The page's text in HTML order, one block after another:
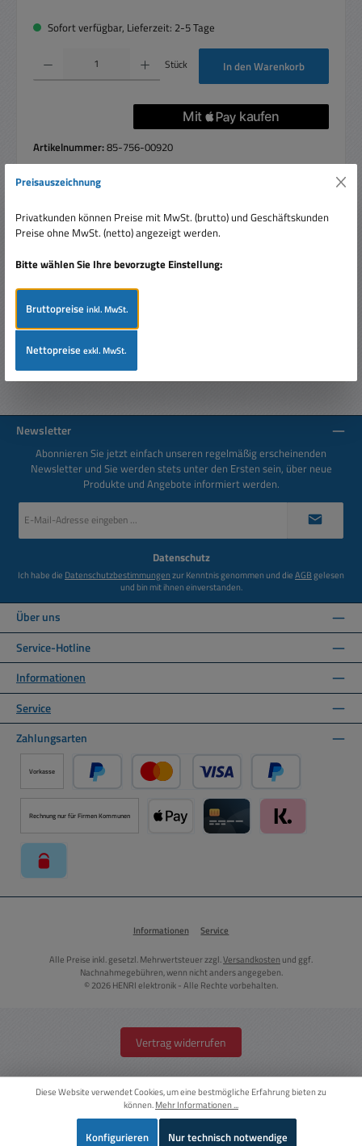
Sofort verfügbar, Lieferzeit: 2-5 Tage
Produkt Anzahl: Gib den gewünschten Wert ein oder benutze die Schaltflächen um
Stück In den Warenkorb
Artikelnummer:85-756-00920
Beschreibung
wetterfeste Ausführung. Aus UV-beständigen, verstärkten
Bewertungen
Newsletter
Abonnieren Sie jetzt einfach unseren regelmäßig erscheinenden
Newsletter und Sie werden stets unter den Ersten sein, über neue
Produkte und Angebote informiert werden.
Mail-
Datenschutz
Ich habe die Datenschutzbestimmungenzur Kenntnis genommen und dieAGBgelesen
und bin mit ihnen einverstanden.
Über uns
Service-Hotline
Informationen
Service
Zahlungsarten
Vorkasse
PayPal Kredit- oder Debitkarte über PayPal
Später Bezahlen
Rechnung nur für Firmen Kommunen
Informationen Service
Alle Preise inkl. gesetzl. Mehrwertsteuer zzgl.Versandkosten und ggf.
Nachnahmegebühren, wenn nicht anders angegeben.
© 2026 HENRI elektronik - Alle Rechte vorbehalten.
Vertrag widerrufen
Diese Website verwendet Cookies, um eine bestmögliche Erfahrung bieten zu
können.Mehr Informationen ...
Nur technisch notwendige
Konfigurieren
Preisauszeichnung
Privatkunden können Preise mit MwSt. (brutto) und Geschäftskunden
Preise ohne MwSt. (netto) angezeigt werden.
Bitte wählen Sie Ihre bevorzugte Einstellung:
Bruttopreiseinkl. MwSt.
Nettopreiseexkl. MwSt.